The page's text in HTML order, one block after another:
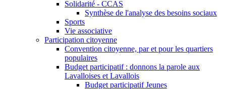
Solidarité - CCAS
Synthèse de l'analyse des besoins sociaux
Sports
Vie associative
Participation citoyenne
Convention citoyenne, par et pour les quartiers
populaires
Budget participatif : donnons la parole aux
Lavalloises et Lavallois
Budget participatif Jeunes